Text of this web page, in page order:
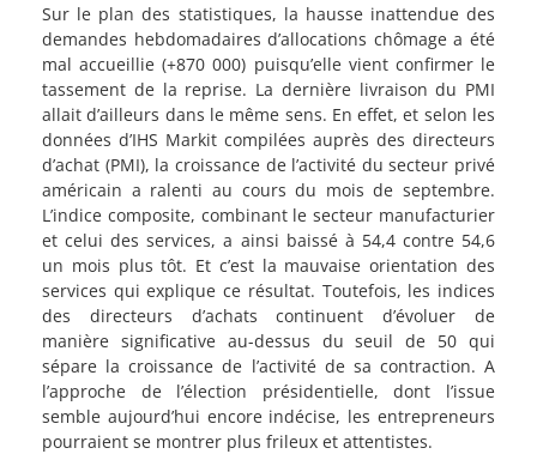
Sur le plan des statistiques, la hausse inattendue des
demandes hebdomadaires d’allocations chômage a été
mal accueillie (+870 000) puisqu’elle vient confirmer le
tassement de la reprise. La dernière livraison du PMI
allait d’ailleurs dans le même sens. En effet, et selon les
données d’IHS Markit compilées auprès des directeurs
d’achat (PMI), la croissance de l’activité du secteur privé
américain a ralenti au cours du mois de septembre.
L’indice composite, combinant le secteur manufacturier
et celui des services, a ainsi baissé à 54,4 contre 54,6
un mois plus tôt. Et c’est la mauvaise orientation des
services qui explique ce résultat. Toutefois, les indices
des directeurs d’achats continuent d’évoluer de
manière significative au-dessus du seuil de 50 qui
sépare la croissance de l’activité de sa contraction. A
l’approche de l’élection présidentielle, dont l’issue
semble aujourd’hui encore indécise, les entrepreneurs
pourraient se montrer plus frileux et attentistes.